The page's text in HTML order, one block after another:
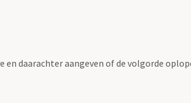
daarachter aangeven of de volgorde